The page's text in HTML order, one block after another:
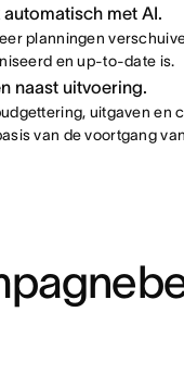
met AI.
planningen
en up-to-date is.
naast uitvoering.
uitgaven en
van de voortgang